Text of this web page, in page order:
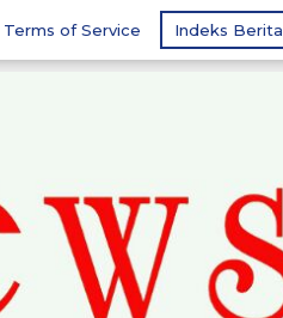
Terms of Service Indeks Berita